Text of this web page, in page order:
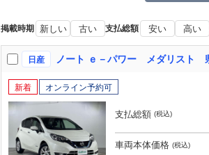
掲載時期 新しい 古い 支払総額 安い 高い
日産
新着 オンライン予約可
支払総額 (税込)
車両本体価格 (税込)